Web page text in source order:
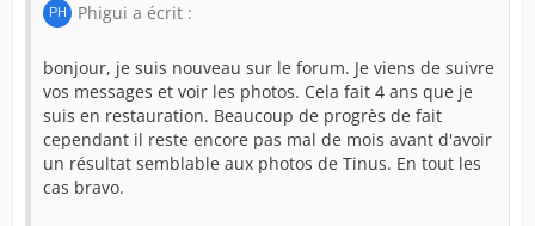
Phigui a écrit :
bonjour, je suis nouveau sur le forum. Je viens de suivre
vos messages et voir les photos. Cela fait 4 ans que je
suis en restauration. Beaucoup de progrès de fait
cependant il reste encore pas mal de mois avant d'avoir
un résultat semblable aux photos de Tinus. En tout les
cas bravo.